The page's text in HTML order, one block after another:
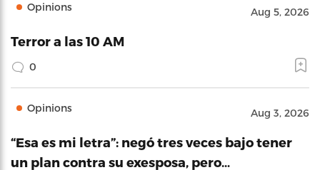
Opinions Aug 5, 2026
Terror a las 10 AM
0
Opinions Aug 3, 2026
“Esa es mi letra”: negó tres veces bajo tener
un plan contra su exesposa, pero…